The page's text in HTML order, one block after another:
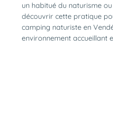
un habitué du naturisme
découvrir cette pratique
camping naturiste en
environnement accueillant